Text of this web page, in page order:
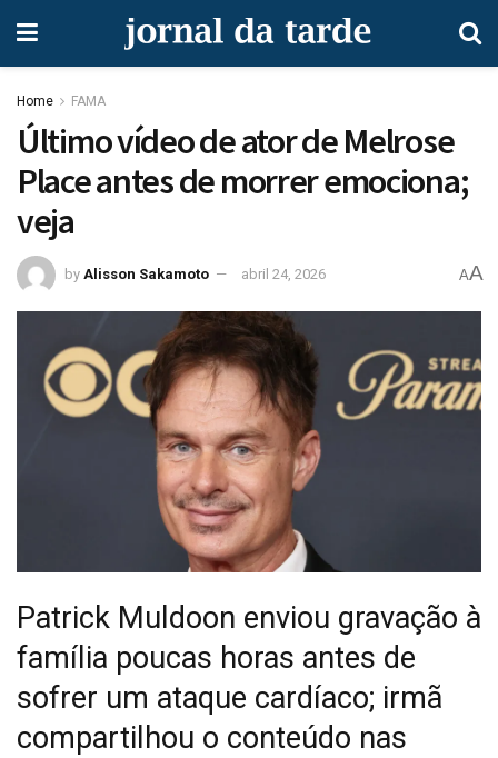
Home FAMA
Último vídeo de ator de Melrose
Place antes de morrer emociona;
veja
by Alisson Sakamoto abril 24, 2026 AA
Patrick Muldoon enviou gravação à
família poucas horas antes de
sofrer um ataque cardíaco; irmã
compartilhou o conteúdo nas